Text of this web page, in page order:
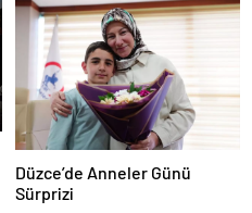
Düzce’de Anneler Günü
Sürprizi